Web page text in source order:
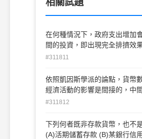
相關試題
在何種情況下，政府支出增加
間的投資，即出現完全排擠效
(A)LM 曲線為水平線 (B)LM 曲
#311811
依照凱因斯學派的論點，貨幣
經濟活動的影響是間接的，中
過：(A)物價變動 (B)工資調整
#311812
下列何者既非存款貨幣，也不
(A)活期儲蓄存款 (B)某銀行信